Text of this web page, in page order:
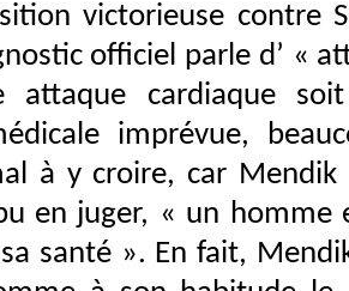
victorieuse contre
officiel parle d’ «
attaque cardiaque
imprévue,
à y croire, car
en juger, « un homme
santé ». En fait,